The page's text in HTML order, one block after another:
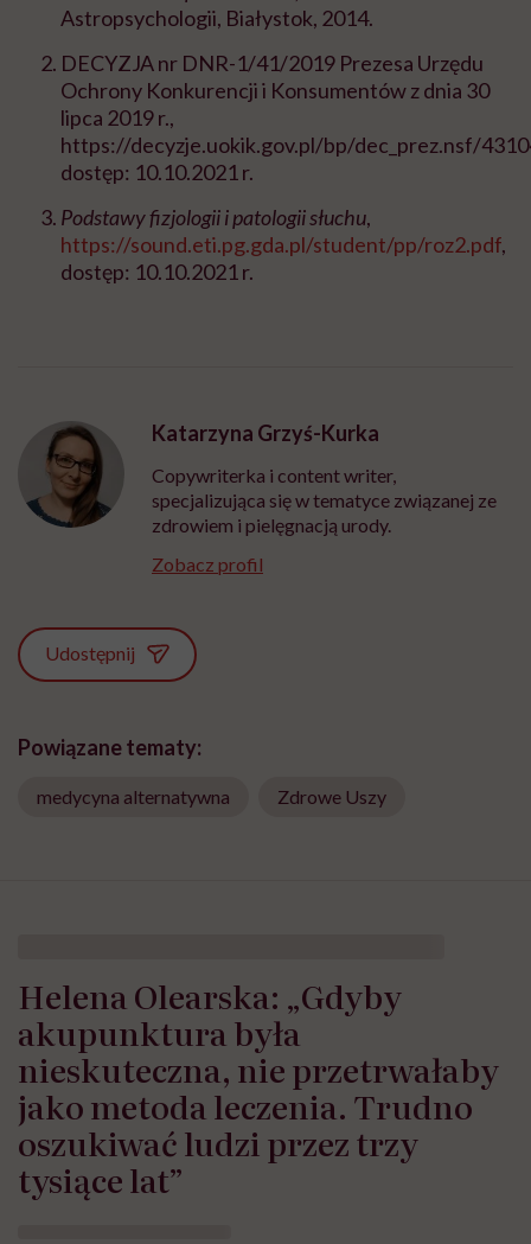
Astropsychologii, Białystok, 2014.
DECYZJA nr DNR-1/41/2019 Prezesa Urzędu
Ochrony Konkurencji i Konsumentów z dnia 30
lipca 2019 r.,
https://decyzje.uokik.gov.pl/bp/dec_prez.nsf/
dostęp: 10.10.2021 r.
Podstawy fizjologii i patologii słuchu,
https://sound.eti.pg.gda.pl/student/pp/roz2.pdf,
dostęp: 10.10.2021 r.
Katarzyna Grzyś-Kurka
Copywriterka i content writer,
specjalizująca się w tematyce związanej ze
zdrowiem i pielęgnacją urody.
Zobacz profil
Udostępnij
Powiązane tematy:
medycyna alternatywna Zdrowe Uszy
Helena Olearska: „Gdyby
akupunktura była
nieskuteczna, nie przetrwałaby
jako metoda leczenia. Trudno
oszukiwać ludzi przez trzy
tysiące lat”